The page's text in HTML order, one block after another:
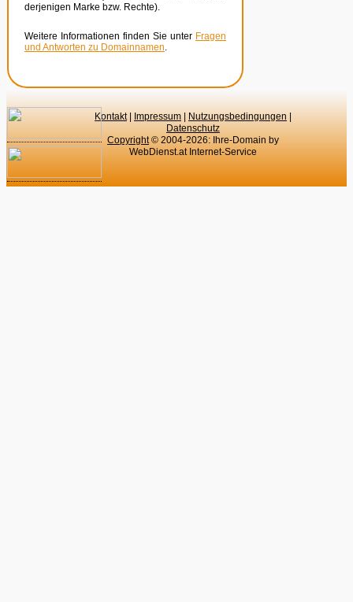
derjenigen Marke bzw. Rechte).
Weitere Informationen finden Sie unter Fragen
und Antworten zu Domainnamen.
Kontakt| Impressum Nutzungsbedingungen
Datenschutz
Copyright© 2004-2026: Ihre-Domain by
WebDienst.at Internet-Service